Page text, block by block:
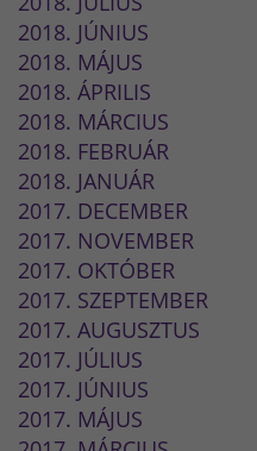
2018. JÚNIUS
2018. MÁJUS
2018. ÁPRILIS
2018. MÁRCIUS
2018. FEBRUÁR
2018. JANUÁR
2017. DECEMBER
2017. NOVEMBER
2017. OKTÓBER
2017. SZEPTEMBER
2017. AUGUSZTUS
2017. JÚLIUS
2017. JÚNIUS
2017. MÁJUS